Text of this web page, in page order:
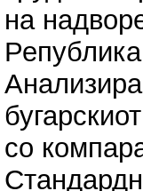
на
со